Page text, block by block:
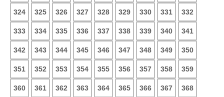
324 325 326 327 328 329 330 331 332
333 334 335 336 337 338 339 340 341
342 343 344 345 346 347 348 349 350
351 352 353 354 355 356 357 358 359
360 361 362 363 364 365 366 367 368